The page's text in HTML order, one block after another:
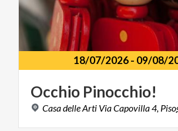
18/07/2026- 09/08/
Occhio Pinocchio!
CasadelleArti ViaCapovilla4,